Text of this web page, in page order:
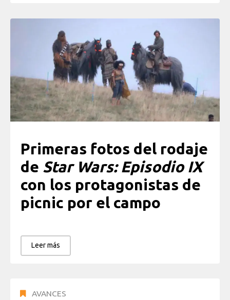
Primeras fotos del rodaje
de Star Wars: Episodio IX
con los protagonistas de
picnic por el campo
Leer más
AVANCES